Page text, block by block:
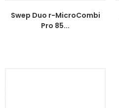
Swep Duo r-MicroCombi
Pro 85...